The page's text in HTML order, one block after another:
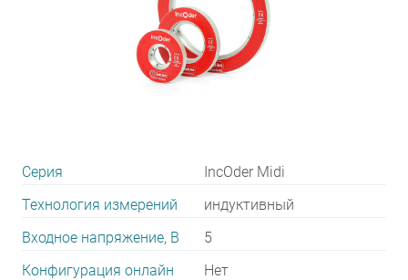
Серия
IncOder Midi
Технология измерений
индуктивный
Входное напряжение, В
5
Конфигурация онлайн
Нет